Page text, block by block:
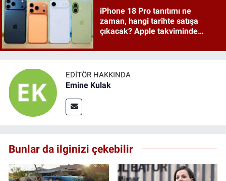
iPhone 18 Pro tanıtımı ne
zaman, hangi tarihte satışa
çıkacak? Apple takviminde
EDITÖR HAKKINDA
Emine Kulak
Bunlar da ilginizi çekebilir